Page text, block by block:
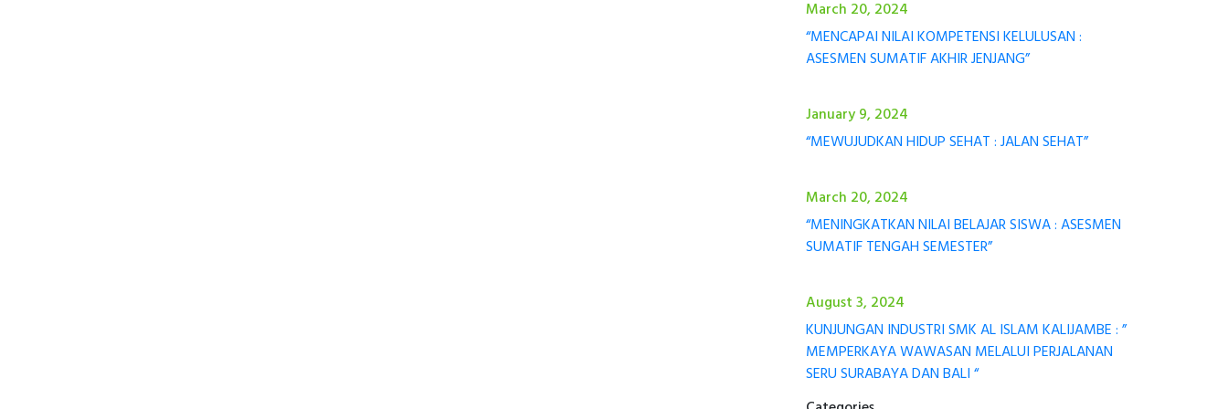
March 20, 2024
“MENCAPAI NILAI KOMPETENSI KELULUSAN :
ASESMEN SUMATIF AKHIR JENJANG”
January 9, 2024
“MEWUJUDKAN HIDUP SEHAT : JALAN SEHAT”
March 20, 2024
“MENINGKATKAN NILAI BELAJAR SISWA : ASESMEN
SUMATIF TENGAH SEMESTER”
August 3, 2024
KUNJUNGAN INDUSTRI SMK AL ISLAM KALIJAMBE : ”
MEMPERKAYA WAWASAN MELALUI PERJALANAN
SERU SURABAYA DAN BALI “